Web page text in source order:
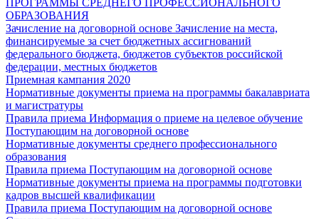
ОБРАЗОВАНИЯ
Зачисление на договорной основе Зачисление на места,
финансируемые за счет бюджетных ассигнований
федерального бюджета, бюджетов субъектов российской
федерации, местных бюджетов
Приемная кампания 2020
Нормативные документы приема на программы бакалавриата
и магистратуры
Правила приема Информация о приеме на целевое обучение
Поступающим на договорной основе
Нормативные документы среднего профессионального
образования
Правила приема Поступающим на договорной основе
Нормативные документы приема на программы подготовки
кадров высшей квалификации
Правила приема Поступающим на договорной основе